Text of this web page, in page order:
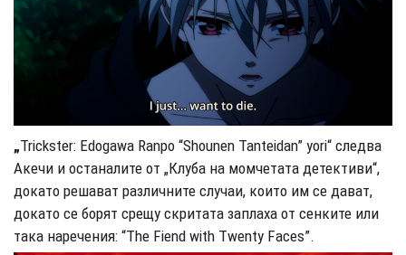
„Trickster: Edogawa Ranpo “Shounen Tanteidan” yori“ следва
Акечи и останалите от „Клуба на момчетата детективи“,
докато решават различните случаи, които им се дават,
докато се борят срещу скритата заплаха от сенките или
така наречения: “The Fiend with Twenty Faces”.